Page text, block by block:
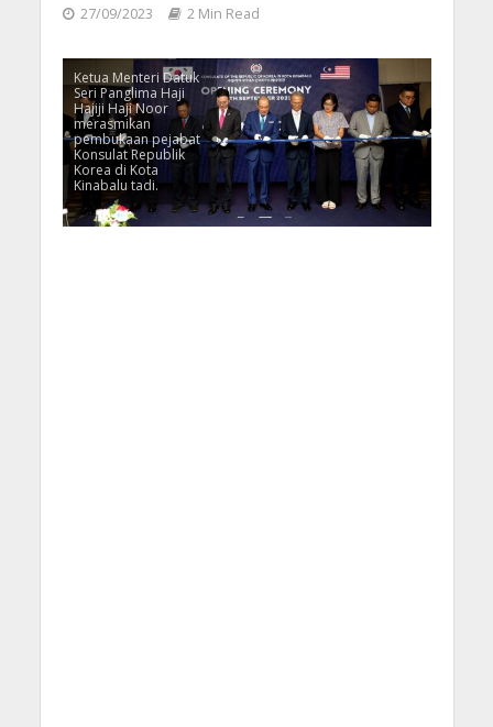
27/09/2023 2 Min Read
Ketua Menteri Datuk
Seri Panglima Haji
Hajiji Haji Noor
merasmikan
pembukaan pejabat
Konsulat Republik
Korea di Kota
Kinabalu tadi.